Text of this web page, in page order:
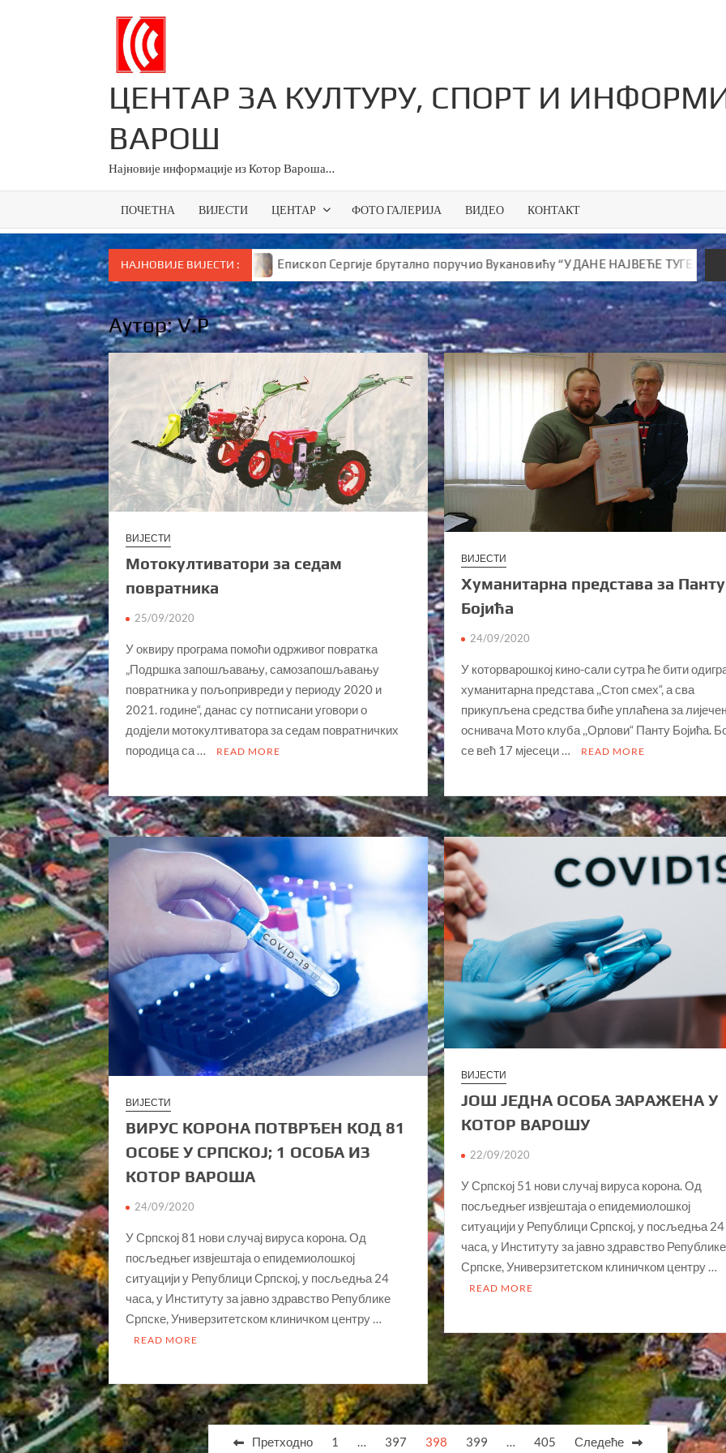
ЦЕНТАР ЗА КУЛТУРУ, СПОРТ И
ВАРОШ
Најновије информације из Котор Вароша…
ПОЧЕТНА ВИЈЕСТИ ЦЕНТАР ФОТО ГАЛЕРИЈА ВИДЕО КОНТАКТ
НАЈНОВИЈЕ ВИЈЕСТИ :
за све основце у Српској Епископ Сергије брутално поручио Вукановићу “У ДАНЕ НАЈВЕЋЕ ТУГЕ ШИРИШ ОТРОВ
Аутор:V.P
ВИЈЕСТИ
Мотокултиватори за седам
повратника
25/09/2020
У оквиру програма помоћи одрживог повратка
„Подршка запошљавању, самозапошљавању
повратника у пољопривреди у периоду 2020 и
2021. године“, данас су потписани уговори о
додјели мотокултиватора за седам повратничких
породица са …
READ MORE
ВИЈЕСТИ
Хуманитарна представа за Панту
Бојића
24/09/2020
У которварошкој кино-сали сутра ће бити
хуманитарна представа ,,Стоп смех“, а сва
прикупљена средства биће уплаћена за
оснивача Мото клуба ,,Орлови“ Панту Бојића.
се већ 17 мјесеци …
READ MORE
ВИЈЕСТИ
ВИРУС КОРОНА ПОТВРЂЕН КОД 81
ОСОБЕ У СРПСКОЈ; 1 ОСОБА ИЗ
КОТОР ВАРОША
24/09/2020
У Српској 81 нови случај вируса корона. Од
посљедњег извјештаја о епидемиолошкој
ситуацији у Републици Српској, у посљедња 24
часа, у Институту за јавно здравство Републике
Српске, Универзитетском клиничком центру …
READ MORE
ВИЈЕСТИ
JОШ ЈЕДНА ОСОБА ЗАРАЖЕНА У
КОТОР ВАРОШУ
22/09/2020
У Српској 51 нови случај вируса корона. Од
посљедњег извјештаја о епидемиолошкој
ситуацији у Републици Српској, у посљедња 24
часа, у Институту за јавно здравство Републике
Српске, Универзитетском клиничком центру …
READ MORE
Пагинација
Претходно 1 … 397 398 399 … 405 Следеће